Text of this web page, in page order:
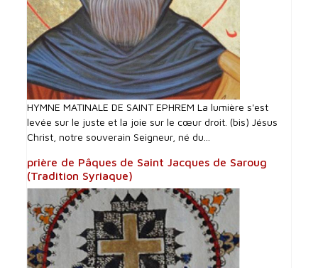
HYMNE MATINALE DE SAINT EPHREM La lumière s'est
levée sur le juste et la joie sur le cœur droit. (bis) Jésus
Christ, notre souverain Seigneur, né du...
prière de Pâques de Saint Jacques de Saroug
(Tradition Syriaque)